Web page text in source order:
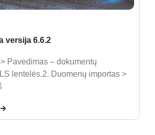
versija 6.6.2
Pavedimas – dokumentų
lentelės.2. Duomenų importas >